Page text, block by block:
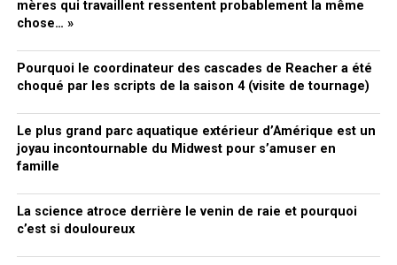
mères qui travaillent ressentent probablement la même
chose… »
Pourquoi le coordinateur des cascades de Reacher a été
choqué par les scripts de la saison 4 (visite de tournage)
Le plus grand parc aquatique extérieur d’Amérique est un
joyau incontournable du Midwest pour s’amuser en
famille
La science atroce derrière le venin de raie et pourquoi
c’est si douloureux